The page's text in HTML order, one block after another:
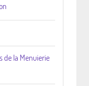
de la Menuierie